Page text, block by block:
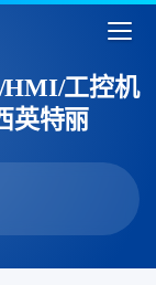
HMI/工控机
英特丽